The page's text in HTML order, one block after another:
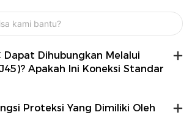
Dapat Dihubungkan Melalui
Apakah Ini Koneksi Standar
Proteksi Yang Dimiliki Oleh